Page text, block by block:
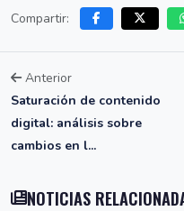
Compartir:
Anterior
Saturación de contenido
digital: análisis sobre
cambios en l...
NOTICIAS